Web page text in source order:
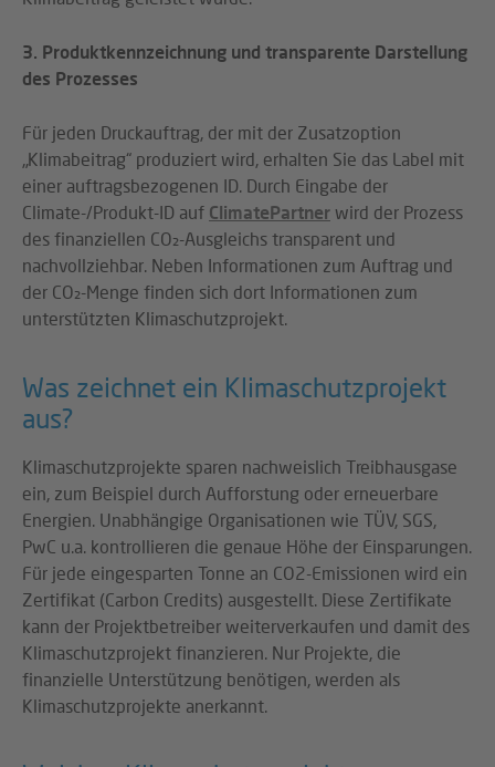
3. Produktkennzeichnung und transparente Darstellung
des Prozesses
Für jeden Druckauftrag, der mit der Zusatzoption
„Klimabeitrag“ produziert wird, erhalten Sie das Label mit
einer auftragsbezogenen ID. Durch Eingabe der
Climate-/Produkt-ID auf ClimatePartner wird der Prozess
des finanziellen CO₂-Ausgleichs transparent und
nachvollziehbar. Neben Informationen zum Auftrag und
der CO₂-Menge finden sich dort Informationen zum
unterstützten Klimaschutzprojekt.
Was zeichnet ein Klimaschutzprojekt
aus?
Klimaschutzprojekte sparen nachweislich Treibhausgase
ein, zum Beispiel durch Aufforstung oder erneuerbare
Energien. Unabhängige Organisationen wie TÜV, SGS,
PwC u.a. kontrollieren die genaue Höhe der Einsparungen.
Für jede eingesparten Tonne an CO2-Emissionen wird ein
Zertifikat (Carbon Credits) ausgestellt. Diese Zertifikate
kann der Projektbetreiber weiterverkaufen und damit des
Klimaschutzprojekt finanzieren. Nur Projekte, die
finanzielle Unterstützung benötigen, werden als
Klimaschutzprojekte anerkannt.